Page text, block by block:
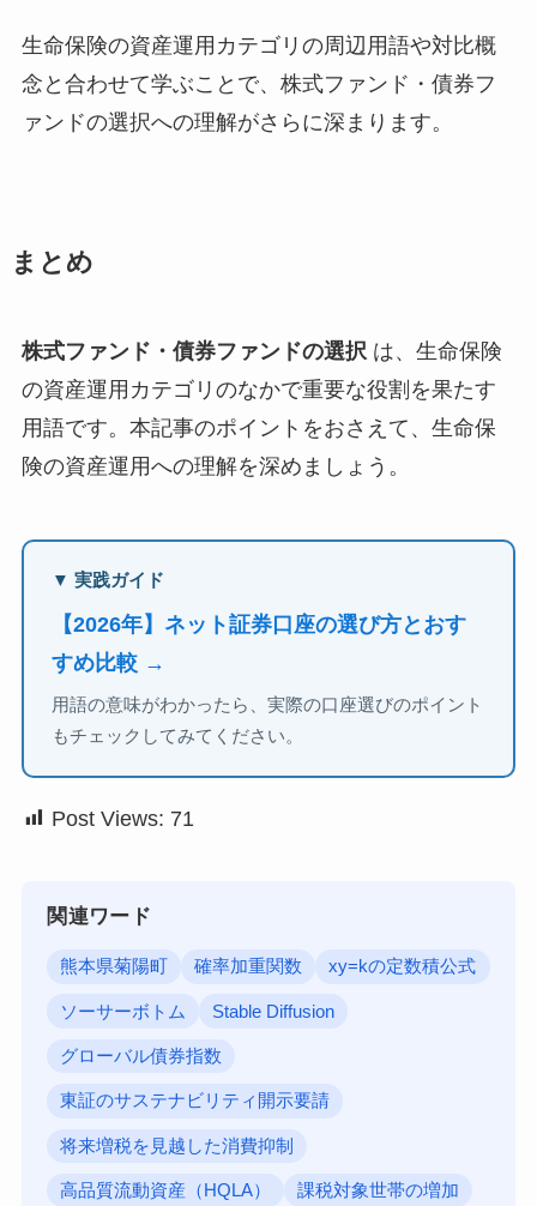
生命保険の資産運用カテゴリの周辺用語や対比概
念と合わせて学ぶことで、株式ファンド・債券フ
ァンドの選択への理解がさらに深まります。
まとめ
株式ファンド・債券ファンドの選択 は、生命保険
の資産運用カテゴリのなかで重要な役割を果たす
用語です。本記事のポイントをおさえて、生命保
険の資産運用への理解を深めましょう。
▼ 実践ガイド
【2026年】ネット証券口座の選び方とおす
すめ比較 →
用語の意味がわかったら、実際の口座選びのポイント
もチェックしてみてください。
Post Views: 71
関連ワード
熊本県菊陽町 確率加重関数 xy=kの定数積公式
ソーサーボトム Stable Diffusion
グローバル債券指数
東証のサステナビリティ開示要請
将来増税を見越した消費抑制
高品質流動資産（HQLA） 課税対象世帯の増加